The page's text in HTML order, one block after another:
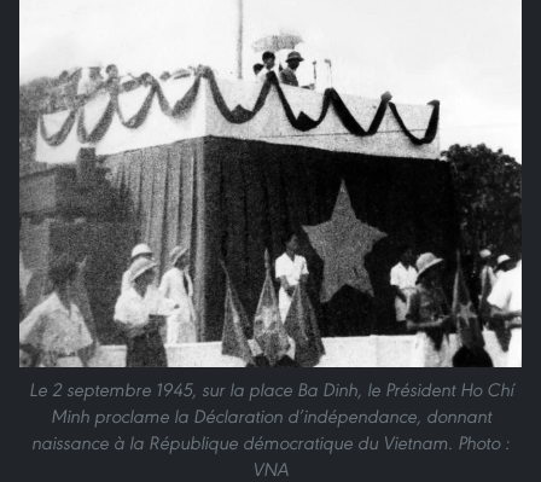
Le 2 septembre 1945, sur la place Ba Dinh, le Président Ho Chí
Minh proclame la Déclaration d’indépendance, donnant
naissance à la République démocratique du Vietnam. Photo :
VNA